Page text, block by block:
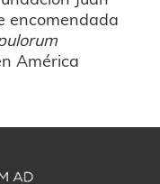
encomendada
América